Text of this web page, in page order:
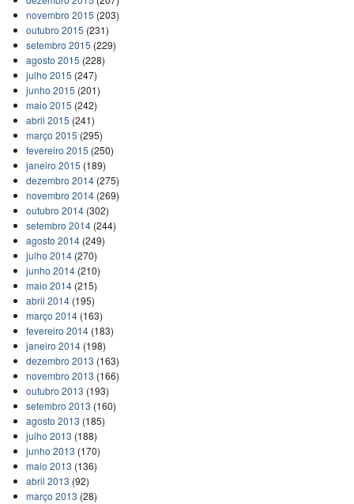
novembro 2015 (203)
outubro 2015 (231)
setembro 2015 (229)
agosto 2015 (228)
julho 2015 (247)
junho 2015 (201)
maio 2015 (242)
abril 2015 (241)
março 2015 (295)
fevereiro 2015 (250)
janeiro 2015 (189)
dezembro 2014(275)
novembro 2014(269)
outubro 2014(302)
setembro 2014(244)
agosto 2014(249)
julho 2014(270)
junho 2014(210)
maio 2014(215)
abril 2014(195)
março 2014(163)
fevereiro 2014(183)
janeiro 2014(198)
dezembro 2013 (163)
novembro 2013 (166)
outubro 2013 (193)
setembro 2013 (160)
agosto 2013 (185)
julho 2013 (188)
junho 2013 (170)
maio 2013 (136)
abril 2013 (92)
março 2013 (28)